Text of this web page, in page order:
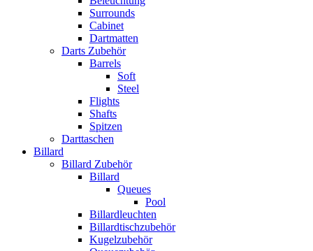
Surrounds
Cabinet
Dartmatten
Darts Zubehör
Barrels
Soft
Steel
Flights
Shafts
Spitzen
Darttaschen
Billard
Billard Zubehör
Billard
Queues
Pool
Billardleuchten
Billardtischzubehör
Kugelzubehör